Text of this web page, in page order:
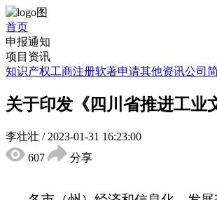
首页
申报通知
项目资讯
知识产权工商注册软著申请其他资讯公司
关于印发《四川省推进工业
李壮壮 / 2023-01-31 16:23:00
607
分享